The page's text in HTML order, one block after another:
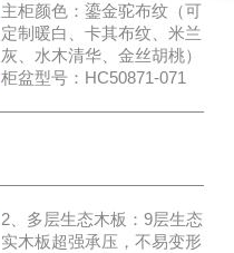
主柜颜色：鎏金驼布纹（可
定制暖白、卡其布纹、米兰
灰、水木清华、金丝胡桃）
柜盆型号：HC50871-071
2、多层生态木板：9层生态
实木板超强承压，不易变形